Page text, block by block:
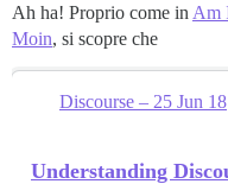
Ah ha! Proprio come in Am
Moin, si scopre che
Discourse – 25 Jun 18
Understanding